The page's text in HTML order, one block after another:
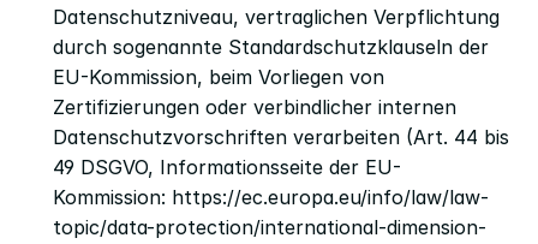
Datenschutzniveau, vertraglichen Verpflichtung
durch sogenannte Standardschutzklauseln der
EU-Kommission, beim Vorliegen von
Zertifizierungen oder verbindlicher internen
Datenschutzvorschriften verarbeiten (Art. 44 bis
49 DSGVO, Informationsseite der EU-
Kommission: https://ec.europa.eu/info/law/law-
topic/data-protection/international-dimension-